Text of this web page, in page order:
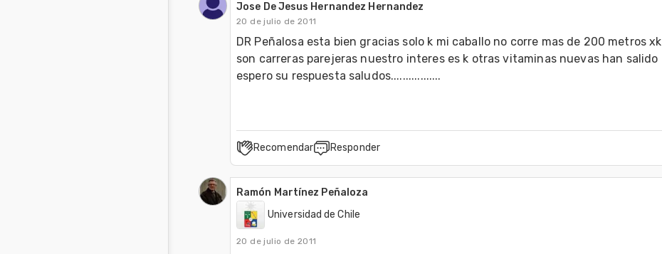
Jose De Jesus Hernandez Hernandez
20 de julio de 2011
DR Peñalosa esta bien gracias solo k mi caballo no corre mas de 200 metros xk
son carreras parejeras nuestro interes es k otras vitaminas nuevas han salido
espero su respuesta saludos.................
Recomendar Responder
Ramón Martínez Peñaloza
Universidad de Chile
20 de julio de 2011